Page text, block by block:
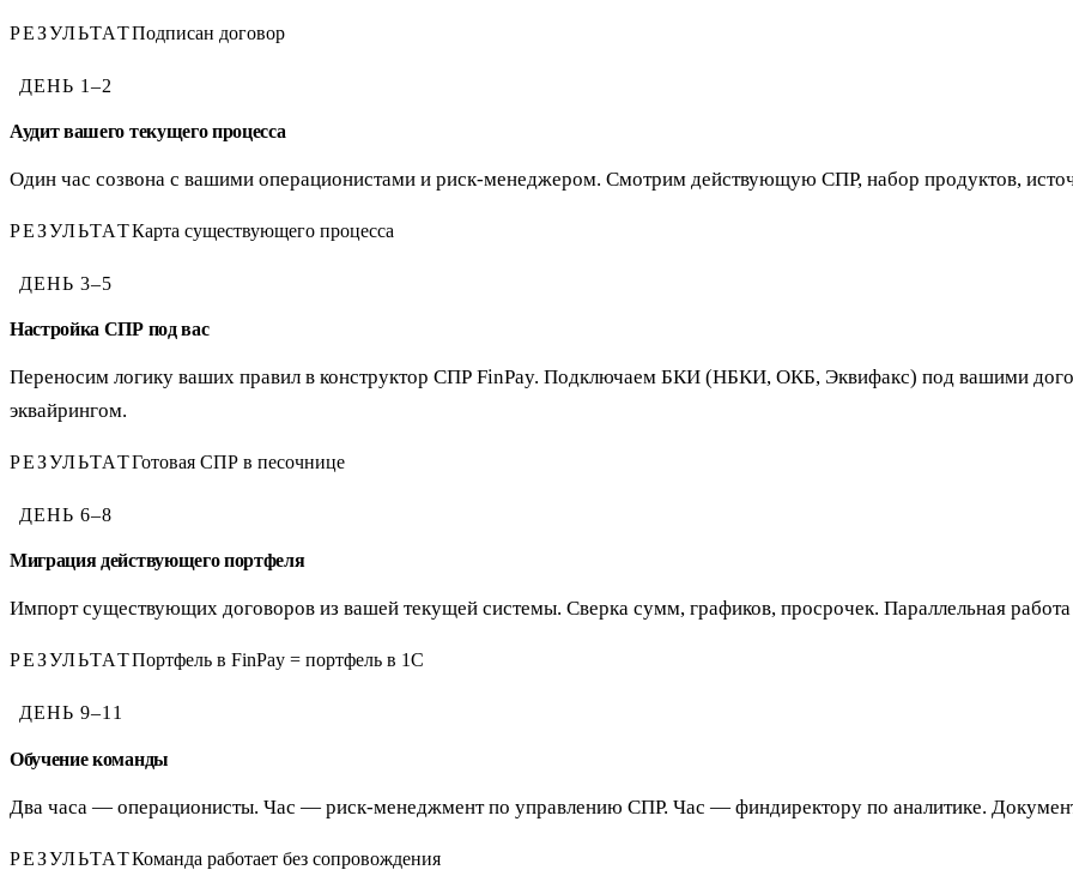
РЕЗУЛЬТАТПодписан договор
ДЕНЬ 1–2
Аудит вашего текущего процесса
Один час созвона с вашими операционистами и риск-менеджером. Смотрим действующую СПР, набор продуктов,
РЕЗУЛЬТАТКарта существующего процесса
ДЕНЬ 3–5
Настройка СПР под вас
Переносим логику ваших правил в конструктор СПР FinPay. Подключаем БКИ (НБКИ, ОКБ, Эквифакс) под вашими
эквайрингом.
РЕЗУЛЬТАТГотовая СПР в песочнице
ДЕНЬ 6–8
Миграция действующего портфеля
Импорт существующих договоров из вашей текущей системы. Сверка сумм, графиков, просрочек. Параллельная
РЕЗУЛЬТАТПортфель в FinPay = портфель в 1С
ДЕНЬ 9–11
Обучение команды
Два часа — операционисты. Час — риск-менеджмент по управлению СПР. Час — финдиректору по аналитике.
РЕЗУЛЬТАТКоманда работает без сопровождения